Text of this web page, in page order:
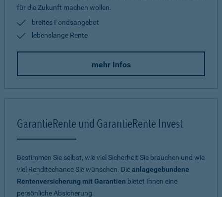
für die Zukunft machen wollen.
breites Fondsangebot
lebenslange Rente
mehr Infos
GarantieRente und GarantieRente Invest
Bestimmen Sie selbst, wie viel Sicherheit Sie brauchen und wie
viel Renditechance Sie wünschen. Dieanlagegebundene
Rentenversicherung mit Garantien bietet Ihnen eine
persönliche Absicherung.